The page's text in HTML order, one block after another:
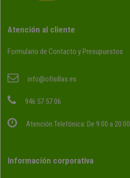
Atención al cliente
Formulario de Contacto y Presupuestos
info@ofisillas.es
946 57 57 06
Atención Telefónica: De 9:00 a 20:00
Información corporativa